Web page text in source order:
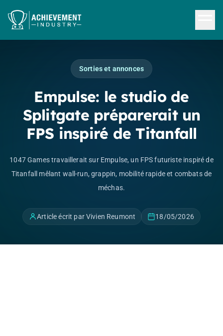
Sorties et annonces
Empulse: le studio de
Splitgate préparerait un
FPS inspiré de Titanfall
1047 Games travaillerait sur Empulse, un FPS futuriste inspiré de
Titanfall mêlant wall-run, grappin, mobilité rapide et combats de
méchas.
Article écrit par Vivien Reumont 18/05/2026